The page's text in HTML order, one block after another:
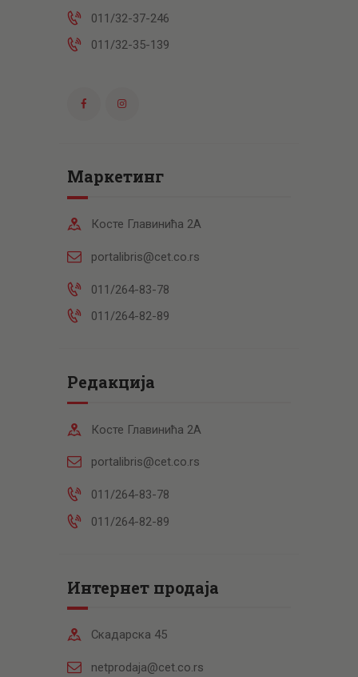
011/32-37-246
011/32-35-139
Маркетинг
Косте Главинића 2А
portalibris@cet.co.rs
011/264-83-78
011/264-82-89
Редакција
Косте Главинића 2А
portalibris@cet.co.rs
011/264-83-78
011/264-82-89
Интернет продаја
Скадарска 45
netprodaja@cet.co.rs